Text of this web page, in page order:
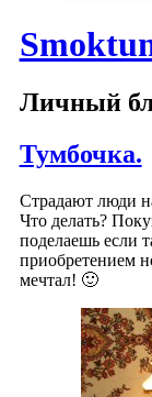
Личный
Тумбочка.
Страдают люди
Что делать?
поделаешь если
приобретением
мечтал! 🙂